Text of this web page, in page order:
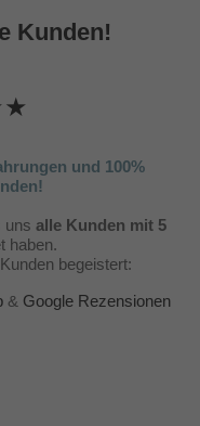
Kunden!
und 100%
uns alle Kunden mit 5
haben.
begeistert:
& Google Rezensionen